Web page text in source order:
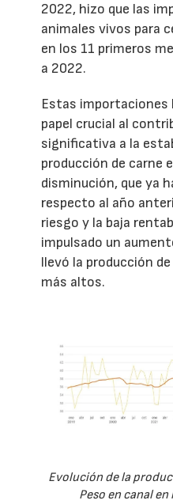
2022, hizo que las
animales vivos para
en los 11 primeros
a 2022.
Estas importaciones
papel crucial al
significativa a la
producción de carne
disminución, que ya
respecto al año
riesgo y la baja
impulsado un
llevó la producción
más altos.
Evolución de la
Peso en canal